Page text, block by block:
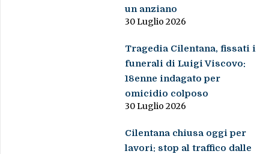
un anziano
30 Luglio 2026
Tragedia Cilentana, fissati i
funerali di Luigi Viscovo:
18enne indagato per
omicidio colposo
30 Luglio 2026
Cilentana chiusa oggi per
lavori: stop al traffico dalle